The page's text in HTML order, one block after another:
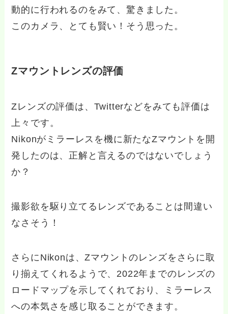
動的に行われるのをみて、驚きました。
このカメラ、とても賢い！そう思った。
Zマウントレンズの評価
Zレンズの評価は、Twitterなどをみても評価は
上々です。
Nikonがミラーレスを機に新たなZマウントを開
発したのは、正解と言えるのではないでしょう
か？
撮影欲を駆り立てるレンズであることは間違い
なさそう！
さらにNikonは、Zマウントのレンズをさらに取
り揃えてくれるようで、2022年までのレンズの
ロードマップを示してくれており、ミラーレス
への本気さを感じ取ることができます。